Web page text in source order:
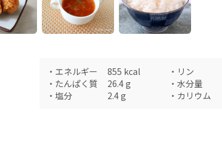
・ エネルギー 855 kcal ・ リン
・ たんぱく質 26.4g ・ 水分量
・ 塩分 2.4g ・ カリウム